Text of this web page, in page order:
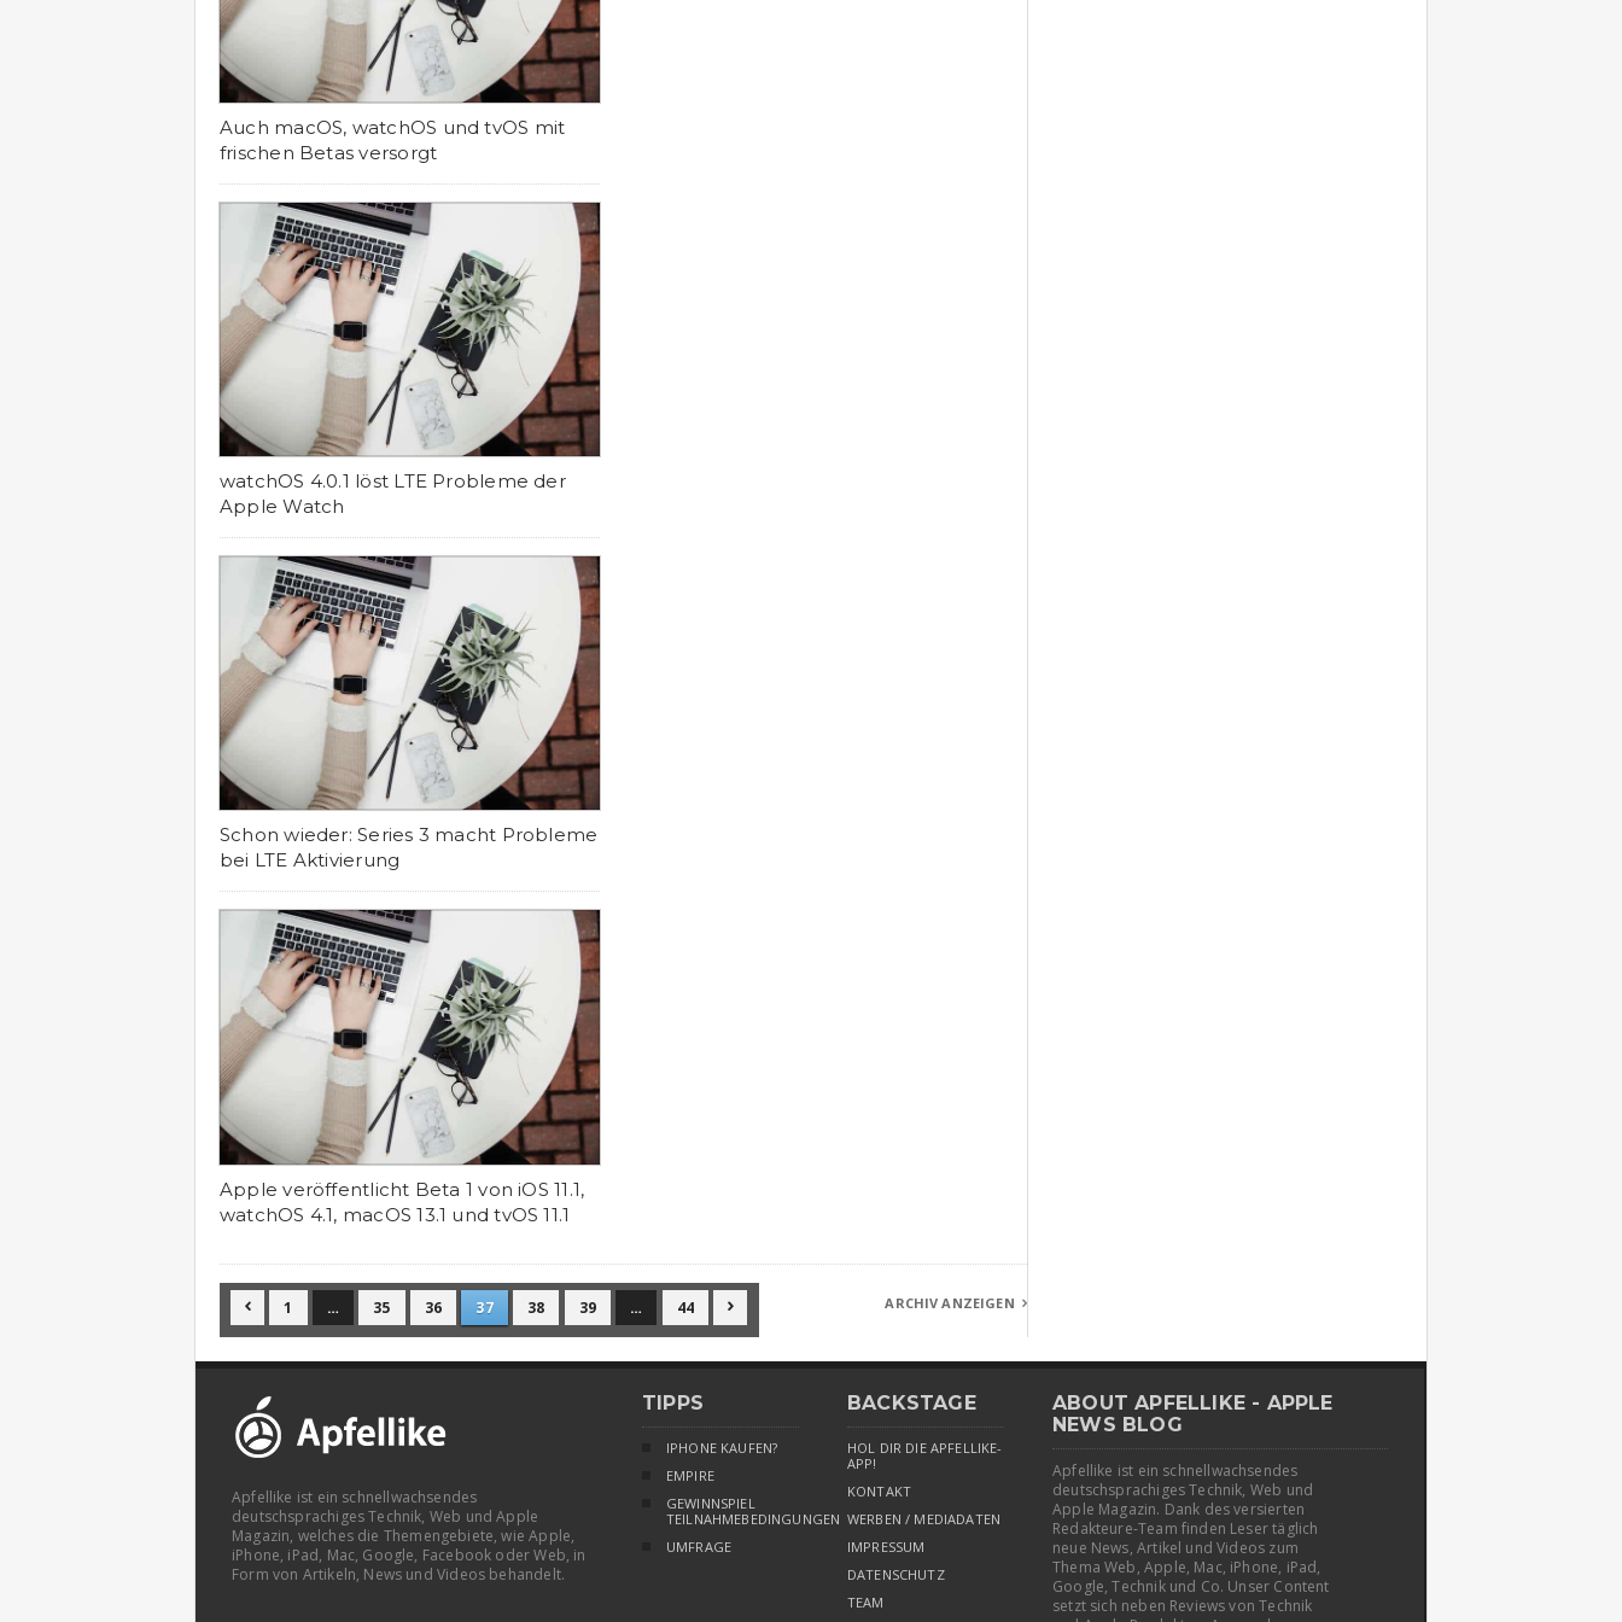
Auch macOS, watchOS und tvOS mit
frischen Betas versorgt
watchOS 4.0.1 löst LTE Probleme der
Apple Watch
Schon wieder: Series 3 macht Probleme
bei LTE Aktivierung
Apple veröffentlicht Beta 1 von iOS 11.1,
watchOS 4.1, macOS 13.1 und tvOS 11.1
ARCHIV ANZEIGEN 
 1 … 35 36 37 38 39 … 44 
Apfellike ist ein schnellwachsendes
deutschsprachiges Technik, Web und Apple
Magazin, welches die Themengebiete, wie Apple,
iPhone, iPad, Mac, Google, Facebook oder Web, in
Form von Artikeln, News und Videos behandelt.
TIPPS
IPHONE KAUFEN?
EMPIRE
GEWINNSPIEL
TEILNAHMEBEDINGUNGEN
UMFRAGE
BACKSTAGE
HOL DIR DIE APFELLIKE-
APP!
KONTAKT
WERBEN / MEDIADATEN
IMPRESSUM
DATENSCHUTZ
TEAM
ABOUT APFELLIKE - APPLE
NEWS BLOG
Apfellike ist ein schnellwachsendes
deutschsprachiges Technik, Web und
Apple Magazin. Dank des versierten
Redakteure-Team finden Leser täglich
neue News, Artikel und Videos zum
Thema Web, Apple, Mac, iPhone, iPad,
Google, Technik und Co. Unser Content
setzt sich neben Reviews von Technik